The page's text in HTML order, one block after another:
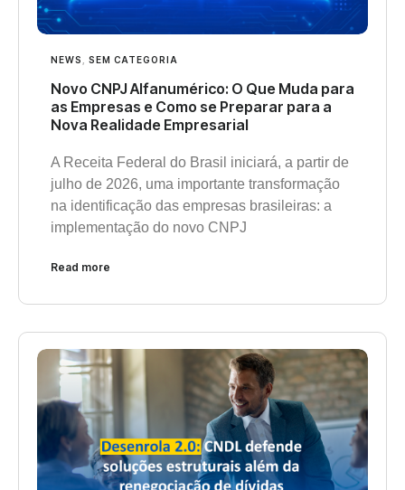
NEWS SEM CATEGORIA
Novo CNPJ Alfanumérico: O Que Muda para
as Empresas e Como se Preparar para a
Nova Realidade Empresarial
A Receita Federal do Brasil iniciará, a partir de
julho de 2026, uma importante transformação
na identificação das empresas brasileiras: a
implementação do novo CNPJ
Read more